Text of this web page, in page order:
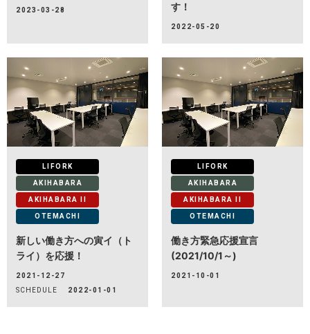
2023-03-28
す！
2022-05-20
LIFORK
AKIHABARA
AKIHABARA II
OTEMACHI
新しい働き方への寅イ（ト
ライ）を応援！
2021-12-27
SCHEDULE
2022-01-01
LIFORK
AKIHABARA
AKIHABARA II
OTEMACHI
働き方緊急応援宣言
(2021/10/1～)
2021-10-01